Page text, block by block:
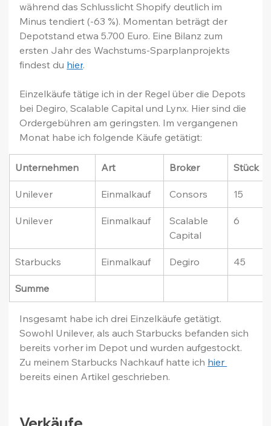
während das Schlusslicht Shopify deutlich im
Minus tendiert (-63 %). Momentan beträgt der
Depotstand etwa 5.700 Euro. Eine Bilanz zum
ersten Jahr des Wachstums-Sparplanprojekts
findest du hier.
Einzelkäufe tätige ich in der Regel über die Depots
bei Degiro, Scalable Capital und Lynx. Hier sind die
Ordergebühren am geringsten. Im vergangenen
Monat habe ich folgende Käufe getätigt:
Unternehmen Art Broker Stück
Unilever Einmalkauf Consors 15
Unilever Einmalkauf
Scalable
Capital
6
Starbucks Einmalkauf Degiro 45
Summe
Insgesamt habe ich drei Einzelkäufe getätigt.
Sowohl Unilever, als auch Starbucks befanden sich
bereits vorher im Depot und wurden aufgestockt.
Zu meinem Starbucks Nachkauf hatte ich hier
bereits einen Artikel geschrieben.